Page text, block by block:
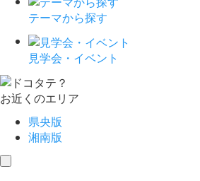
テーマから探す
見学会・イベント
お近くのエリア
県央版
湘南版
toggle